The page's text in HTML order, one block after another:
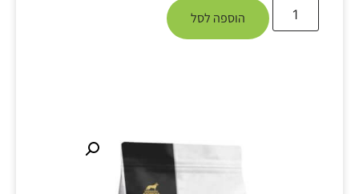
הוספה לסל